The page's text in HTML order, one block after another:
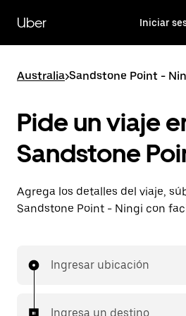
contenido
principal
Uber Iniciar
Australia>Sandstone Point -
Pide un viaje
Sandstone
Agrega los detalles del viaje,
Sandstone Point - Ningi con
Ingresar ubicación
Ingresa un destino